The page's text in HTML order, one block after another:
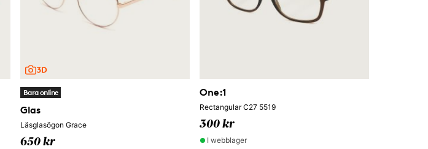
Bara online
Glas
Läsglasögon Grace
650 kr
One:1
Rectangular C27 5519
300 kr
I webblager